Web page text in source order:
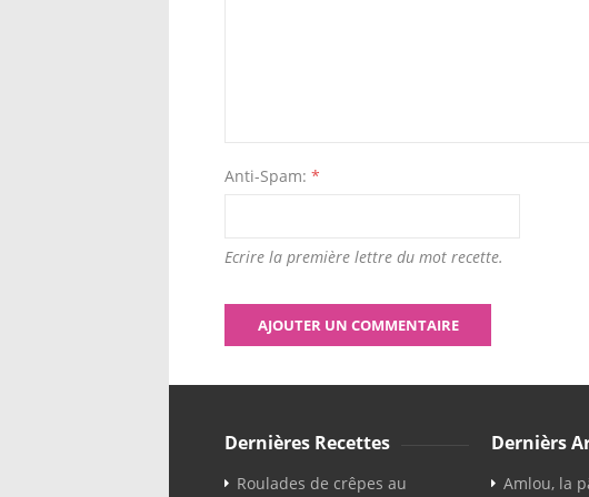
Anti-Spam: *
Ecrire la première lettre du mot recette.
Dernières Recettes
Roulades de crêpes au
Dernièrs
Amlou, la